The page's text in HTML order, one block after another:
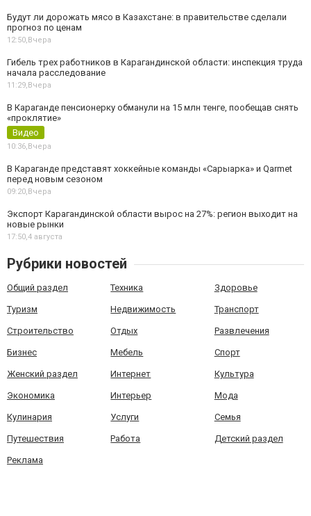
Будут ли дорожать мясо в Казахстане: в правительстве сделали
прогноз по ценам
12:50,Вчера
Гибель трех работников в Карагандинской области: инспекция труда
начала расследование
11:29,Вчера
В Караганде пенсионерку обманули на 15 млн тенге, пообещав снять
«проклятие»
Видео
10:36,Вчера
В Караганде представят хоккейные команды «Сарыарка» и Qarmet
перед новым сезоном
09:20,Вчера
Экспорт Карагандинской области вырос на 27%: регион выходит на
новые рынки
17:50,4 августа
Рубрики новостей
Общий раздел Техника Здоровье
Туризм Недвижимость Транспорт
Строительство Отдых Развлечения
Бизнес Мебель Спорт
Женский раздел Интернет Культура
Экономика Интерьер Мода
Кулинария Услуги Семья
Путешествия Работа Детский раздел
Реклама